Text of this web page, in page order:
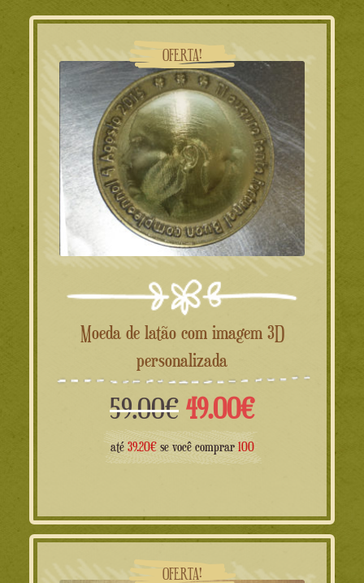
OFERTA!
Moeda de latão com imagem 3D
personalizada
59.00€ O
preço
era:
49.00€O
preço
é:
até 39.20€se você comprar 100
OFERTA!